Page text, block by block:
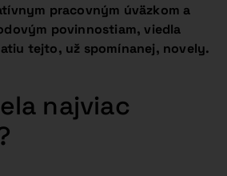
pracovným úväzkom a
povinnostiam, viedla
tejto, už spomínanej, novely.
najviac